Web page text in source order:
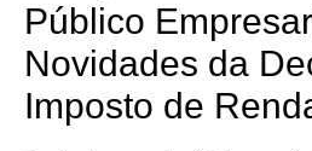
Público
Novidades da
Imposto de